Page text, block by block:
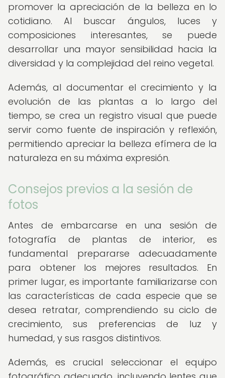
promover la apreciación de la belleza en lo
cotidiano. Al buscar ángulos, luces y
composiciones interesantes, se puede
desarrollar una mayor sensibilidad hacia la
diversidad y la complejidad del reino vegetal.
Además, al documentar el crecimiento y la
evolución de las plantas a lo largo del
tiempo, se crea un registro visual que puede
servir como fuente de inspiración y reflexión,
permitiendo apreciar la belleza efímera de la
naturaleza en su máxima expresión.
Consejos previos a la sesión de
fotos
Antes de embarcarse en una sesión de
fotografía de plantas de interior, es
fundamental prepararse adecuadamente
para obtener los mejores resultados. En
primer lugar, es importante familiarizarse con
las características de cada especie que se
desea retratar, comprendiendo su ciclo de
crecimiento, sus preferencias de luz y
humedad, y sus rasgos distintivos.
Además, es crucial seleccionar el equipo